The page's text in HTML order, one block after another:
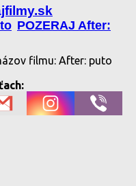
POZERAJ After:
filmu: After: puto